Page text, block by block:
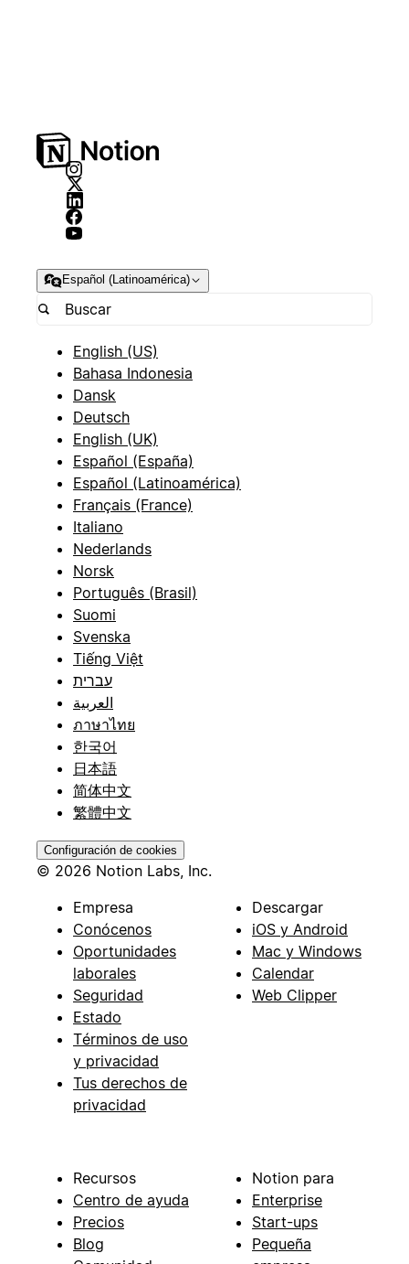
Español (Latinoamérica)
English (US)
Bahasa Indonesia
Dansk
Deutsch
English (UK)
Español (España)
Español (Latinoamérica)
Français (France)
Italiano
Nederlands
Norsk
Português (Brasil)
Suomi
Svenska
Tiếng Việt
עברית
العربية
ภาษาไทย
한국어
日本語
简体中文
繁體中文
Configuración de cookies
© 2026 Notion Labs, Inc.
Empresa
Conócenos
Oportunidades
laborales
Seguridad
Estado
Términos de uso
y privacidad
Tus derechos de
privacidad
Descargar
iOS y Android
Mac y Windows
Calendar
Web Clipper
Recursos
Centro de ayuda
Precios
Blog
Notion para
Enterprise
Start-ups
Pequeña